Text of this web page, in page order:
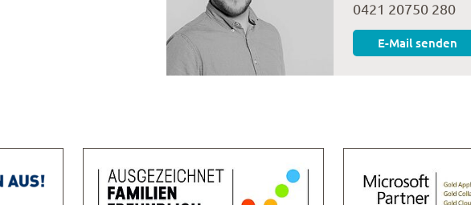
0421 20750 280
E-Mail senden